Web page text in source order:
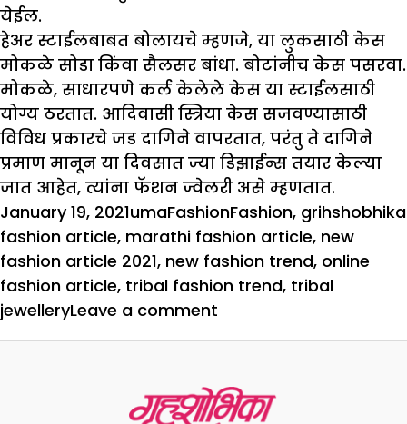
येईल.
हेअर स्टाईलबाबत बोलायचे म्हणजे, या लुकसाठी केस
मोकळे सोडा किंवा सैलसर बांधा. बोटांनीच केस पसरवा.
मोकळे, साधारपणे कर्ल केलेले केस या स्टाईलसाठी
योग्य ठरतात. आदिवासी स्त्रिया केस सजवण्यासाठी
विविध प्रकारचे जड दागिने वापरतात, परंतु ते दागिने
प्रमाण मानून या दिवसात ज्या डिझाईन्स तयार केल्या
जात आहेत, त्यांना फॅशन ज्वेलरी असे म्हणतात.
Posted
on
January 19, 2021Author
umaCategories
FashionTags
Fashion, grihshobhika
fashion article, marathi fashion article, new
fashion article 2021, new fashion trend, online
fashion article, tribal fashion trend, tribal
jewelleryLeave a comment
फॅशनचा